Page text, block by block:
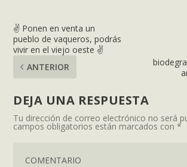
✌ Ponen en venta un
pueblo de vaqueros, podrás
vivir en el viejo oeste ✌
ANTERIOR
DEJA UNA RESPUESTA
Tu dirección de correo electrónico no será
campos obligatorios están marcados con*